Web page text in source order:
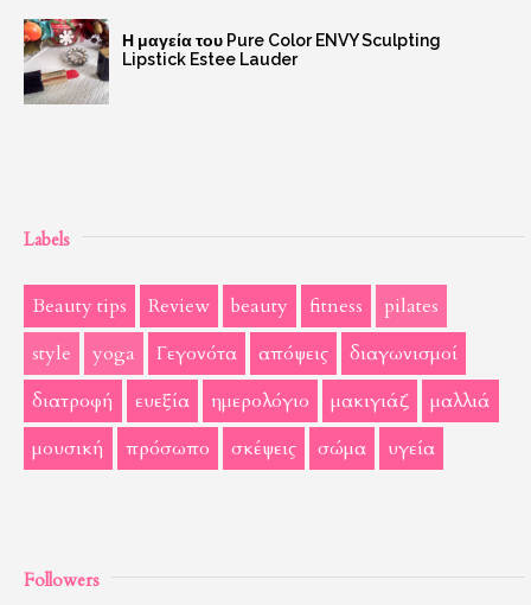
Η μαγεία του Pure Color ENVY Sculpting
Lipstick Estee Lauder
Labels
Beauty tips Review beauty fitness
pilates
style
yoga Γεγονότα απόψεις
διαγωνισμοί
διατροφή
ευεξία ημερολόγιο μακιγιάζ
μαλλιά
μουσική
πρόσωπο σκέψεις σώμα υγεία
Followers